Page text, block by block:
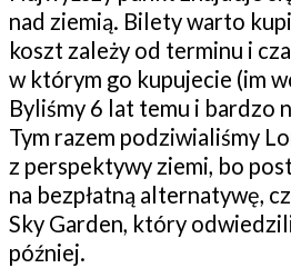
nad ziemią. Bilety warto
koszt zależy od terminu i
w którym go kupujecie (im
Byliśmy 6 lat temu i bardzo
Tym razem podziwialiśmy
z perspektywy ziemi, bo
na bezpłatną alternatywę,
Sky Garden, który
później.